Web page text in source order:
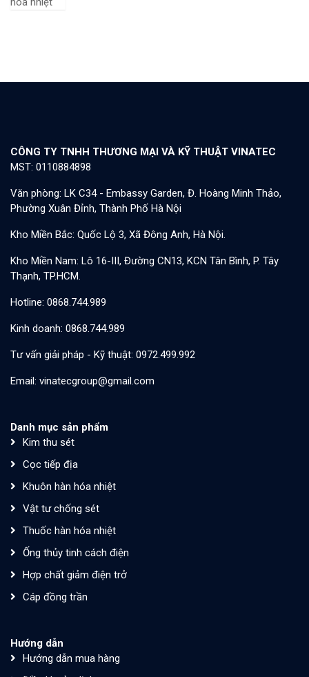
CÔNG TY TNHH THƯƠNG MẠI VÀ KỸ THUẬT VINATEC
MST: 0110884898
Văn phòng: LK C34 - Embassy Garden, Đ. Hoàng Minh Thảo,
Phường Xuân Đỉnh, Thành Phố Hà Nội
Kho Miền Bắc: Quốc Lộ 3, Xã Đông Anh, Hà Nội.
Kho Miền Nam: Lô 16-III, Đường CN13, KCN Tân Bình, P. Tây
Thạnh, TP.HCM.
Hotline: 0868.744.989
Kinh doanh: 0868.744.989
Tư vấn giải pháp - Kỹ thuật: 0972.499.992
Email: vinatecgroup@gmail.com
Danh mục sản phẩm
Kim thu sét
Cọc tiếp địa
Khuôn hàn hóa nhiệt
Vật tư chống sét
Thuốc hàn hóa nhiệt
Ống thủy tinh cách điện
Hợp chất giảm điện trở
Cáp đồng trần
Hướng dẫn
Hướng dẫn mua hàng